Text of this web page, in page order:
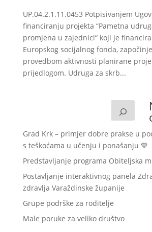
UP.04.2.1.11.0453 Potpisivanjem
financiranju projekta “Pametna
promjena u zajednici“ koji je
Europskog socijalnog fonda,
provedbom aktivnosti planirane
prijedlogom. Udruga za skrb...
Grad Krk – primjer dobre prakse u
s teškoćama u učenju i ponašanju 💙
Predstavljanje programa Obiteljska
Postavljanje interaktivnog panela
zdravlja Varaždinske županije
Grupe podrške za roditelje
Male poruke za veliko društvo